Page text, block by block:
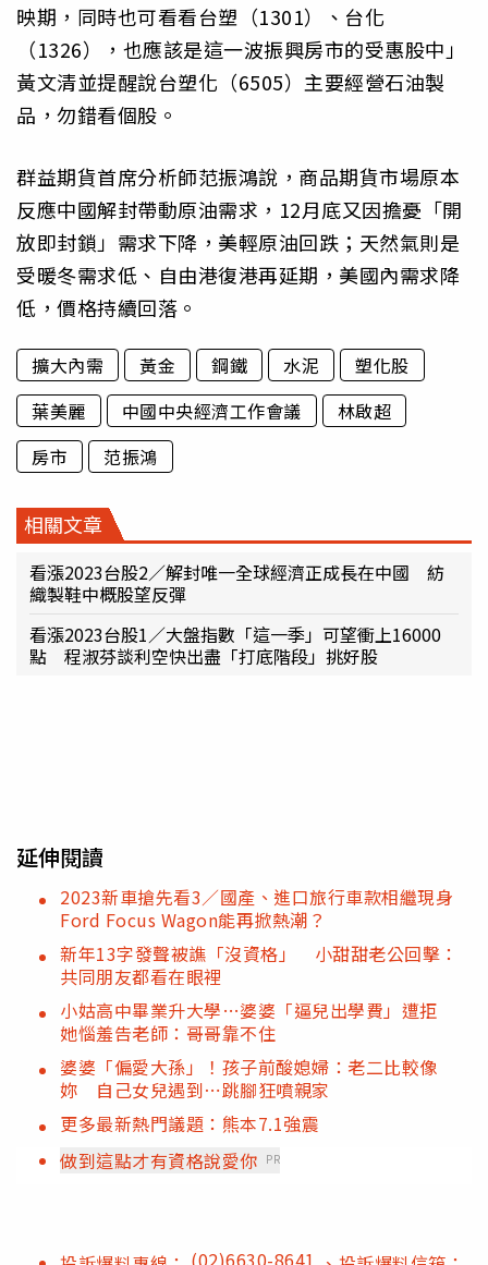
映期，同時也可看看台塑（1301）、台化
（1326），也應該是這一波振興房市的受惠股中」
黃文清並提醒說台塑化（6505）主要經營石油製
品，勿錯看個股。
群益期貨首席分析師范振鴻說，商品期貨市場原本
反應中國解封帶動原油需求，12月底又因擔憂「開
放即封鎖」需求下降，美輕原油回跌；天然氣則是
受暖冬需求低、自由港復港再延期，美國內需求降
低，價格持續回落。
擴大內需 黃金 鋼鐵 水泥
塑化股
葉美麗
中國中央經濟工作會議
林啟超
房市
范振鴻
相關文章
看漲2023台股2／解封唯一全球經濟正成長在中國 紡
織製鞋中概股望反彈
看漲2023台股1／大盤指數「這一季」可望衝上16000
點 程淑芬談利空快出盡「打底階段」挑好股
延伸閱讀
2023新車搶先看3／國產、進口旅行車款相繼現身
Ford Focus Wagon能再掀熱潮？
新年13字發聲被譙「沒資格」 小甜甜老公回擊：
共同朋友都看在眼裡
小姑高中畢業升大學…婆婆「逼兒出學費」遭拒
她惱羞告老師：哥哥靠不住
婆婆「偏愛大孫」！孩子前酸媳婦：老二比較像
妳 自己女兒遇到⋯跳腳狂噴親家
更多最新熱門議題：熊本7.1強震
做到這點才有資格說愛你 PR
(02)6630-8641